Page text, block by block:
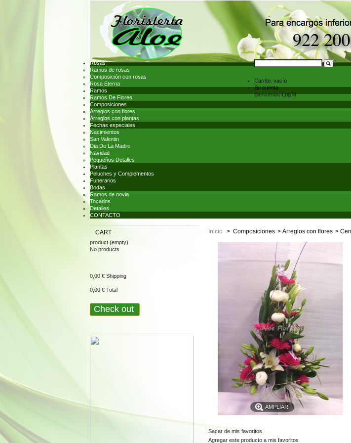
Carrito: vacío
Su cuenta
BienvenidoLog in
Rosas
Ramos de rosas
Composición con rosas
Rosa Eterna
Ramos
Ramos De Flores
Composiciones
Arreglos con flores
Arreglos con plantas
Fechas especiales
Nacimientos
San Valentin
Dia De La Madre
Navidad
Pequeños Detalles
Plantas
Peluches y Complementos
Funerarios
Bodas
Ramos de novia
Tocados
Detalles
CONTACTO
CART
product (empty)
No products
0,00 € Shipping
0,00 € Total
Check out
Inicio > Composiciones > Arreglos con flores >
AMPLIAR
Sacar de mis favoritos
Agregar este producto a mis favoritos